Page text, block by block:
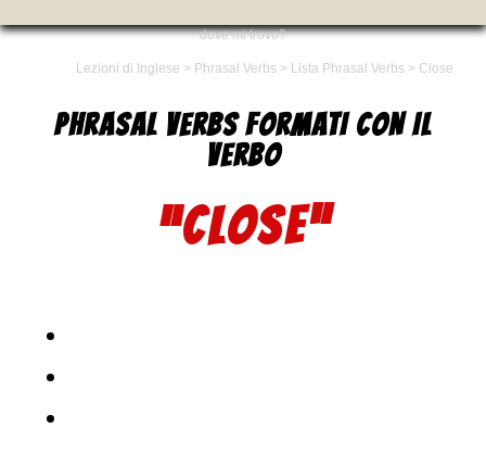
dove mi trovo?
Lezioni di Inglese > Phrasal Verbs > Lista Phrasal Verbs > Close
PHRASAL VERBS FORMATI CON IL
VERBO
“CLOSE”